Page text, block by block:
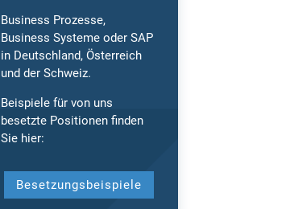
Business Prozesse,
Business Systeme oder SAP
in Deutschland, Österreich
und der Schweiz.
Beispiele für von uns
besetzte Positionen finden
Sie hier:
Besetzungsbeispiele